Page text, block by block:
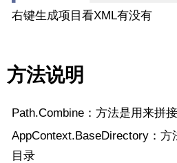
右键生成项目看XML有没有
方法说明
Path.Combine：方法是用来拼
AppContext.BaseDirectory：方
目录